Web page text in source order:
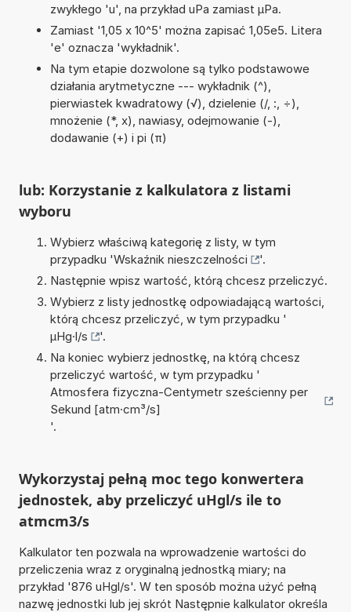
zwykłego 'u', na przykład uPa zamiast µPa.
Zamiast '1,05 x 10^5' można zapisać 1,05e5. Litera
'e' oznacza 'wykładnik'.
Na tym etapie dozwolone są tylko podstawowe
działania arytmetyczne --- wykładnik (^),
pierwiastek kwadratowy (√), dzielenie (/, :, ÷),
mnożenie (*, x), nawiasy, odejmowanie (-),
dodawanie (+) i pi (π)
lub: Korzystanie z kalkulatora z listami
wyboru
Wybierz właściwą kategorię z listy, w tym
przypadku 'Wskaźnik nieszczelności
'.
Następnie wpisz wartość, którą chcesz przeliczyć.
Wybierz z listy jednostkę odpowiadającą wartości,
którą chcesz przeliczyć, w tym przypadku '
µHg·l/s
'.
Na koniec wybierz jednostkę, na którą chcesz
przeliczyć wartość, w tym przypadku '
Atmosfera fizyczna-Centymetr sześcienny per
Sekund [atm·cm³/s]
'.
Wykorzystaj pełną moc tego konwertera
jednostek, aby przeliczyć uHgl/s ile to
atmcm3/s
Kalkulator ten pozwala na wprowadzenie wartości do
przeliczenia wraz z oryginalną jednostką miary; na
przykład '876 uHgl/s'. W ten sposób można użyć pełną
nazwę jednostki lub jej skrót Następnie kalkulator określa